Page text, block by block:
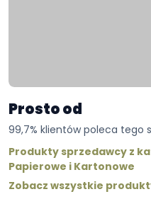
Prosto od
99,7% klientów poleca tego
Produkty sprzedawcy z
Papierowe i Kartonowe
Zobacz wszystkie